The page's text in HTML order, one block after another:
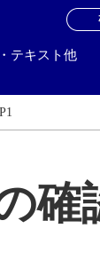
テキスト他
確